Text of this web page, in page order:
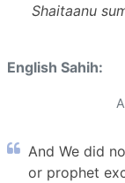
Shaitaanu
English Sahih:
And We did
or prophet